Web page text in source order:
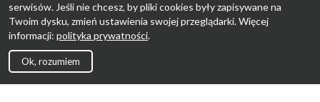
serwisów. Jeśli nie chcesz, by pliki cookies były zapisywane na
Twoim dysku, zmień ustawienia swojej przeglądarki. Więcej
informacji: polityka prywatności.
Ok, rozumiem